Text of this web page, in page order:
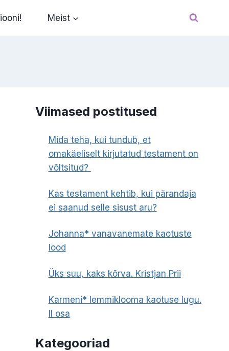
Meist
Viimased postitused
Mida teha, kui tundub, et
omakäeliselt kirjutatud testament on
võltsitud?
Kas testament kehtib, kui pärandaja
ei saanud selle sisust aru?
Johanna* vanavanemate kaotuste
lood
Üks suu, kaks kõrva. Kristjan Prii
Karmeni* lemmiklooma kaotuse lugu.
II osa
Kategooriad